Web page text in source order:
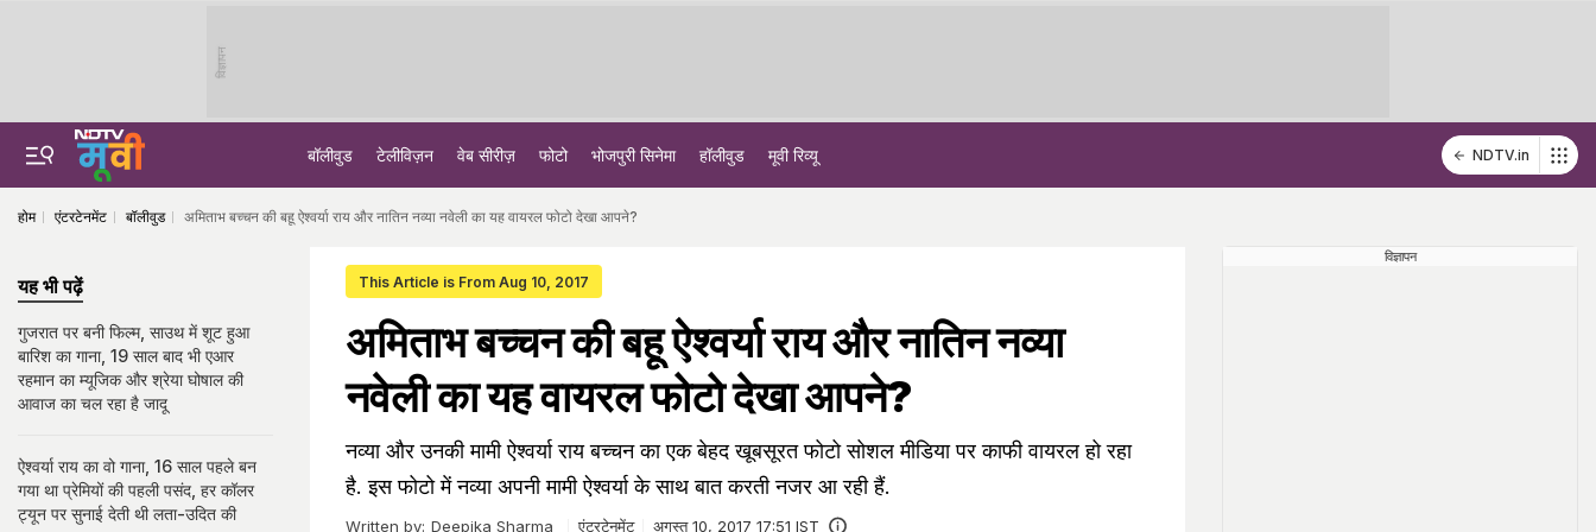
विज्ञापन
बॉलीवुड टेलीविज़न वेब सीरीज़ फोटो भोजपुरी सिनेमा हॉलीवुड मूवी रिव्यू NDTV.in
होम एंटरटेनमेंट बॉलीवुड अमिताभ बच्‍चन की बहू ऐश्‍वर्या राय और नातिन नव्‍या नवेली का यह वायरल फोटो देखा आपने?
This Article is From Aug 10, 2017
अमिताभ बच्‍चन की बहू ऐश्‍वर्या राय और नातिन नव्‍या
नवेली का यह वायरल फोटो देखा आपने?
नव्‍या और उनकी मामी ऐश्‍वर्या राय बच्‍चन का एक बेहद खूबसूरत फोटो सोशल मीडिया पर काफी वायरल हो रहा
है. इस फोटो में नव्‍या अपनी मामी ऐश्‍वर्या के साथ बात करती नजर आ रही हैं.
Written by: Deepika Sharma एंटरटेनमेंट अगस्त 10, 2017 17:51 IST
यह भी पढ़ें
गुजरात पर बनी फिल्म, साउथ में शूट हुआ
बारिश का गाना, 19 साल बाद भी एआर
रहमान का म्यूजिक और श्रेया घोषाल की
आवाज का चल रहा है जादू
ऐश्वर्या राय का वो गाना, 16 साल पहले बन
गया था प्रेमियों की पहली पसंद, हर कॉलर
ट्यून पर सुनाई देती थी लता-उदित की
विज्ञापन